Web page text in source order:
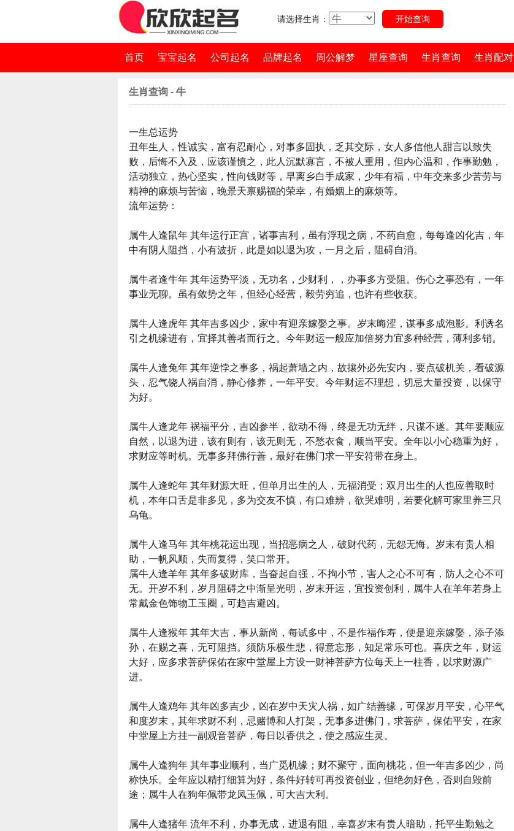
请选择生肖：
首页 宝宝起名 公司起名 品牌起名 周公解梦 星座查询 生肖查询 生肖配对
生肖查询 - 牛
一生总运势
丑年生人，性诚实，富有忍耐心，对事多固执，乏其交际，女人多信他人甜言以致失
败，后悔不入及，应该谨慎之，此人沉默寡言，不被人重用，但内心温和，作事勤勉，
活动独立，热心坚实，性向钱财等，早离乡白手成家，少年有福，中年交来多少苦劳与
精神的麻烦与苦恼，晚景天禀赐福的荣幸，有婚姻上的麻烦等。
流年运势：
属牛人逢鼠年 其年运行正宫，诸事吉利，虽有浮现之病，不药自愈，每每逢凶化吉，年
中有阴人阻挡，小有波折，此是如以退为攻，一月之后，阻碍自消。
属牛者逢牛年 其年运势平淡，无功名，少财利，，办事多方受阻。伤心之事恐有，一年
事业无聊。虽有敛势之年，但经心经营，毅劳穷追，也许有些收获。
属牛人逢虎年 其年吉多凶少，家中有迎亲嫁娶之事。岁末晦涩，谋事多成泡影。利诱名
引之机缘进有，宜择其善者而行之。今年财运一般应加倍努力宜多种经营，薄利多销。
属牛人逢兔年 其年逆悖之事多，祸起萧墙之内，故攘外必先安内，要点破机关，看破源
头，忍气饶人祸自消，静心修养，一年平安。今年财运不理想，切忌大量投资，以保守
为好。
属牛人逢龙年 祸福平分，吉凶参半，欲动不得，终是无功无绊，只谋不遂。其年要顺应
自然，以退为进，该有则有，该无则无，不愁衣食，顺当平安。全年以小心稳重为好，
求财应等时机。无事多拜佛行善，最好在佛门求一平安符带在身上。
属牛人逢蛇年 其年财源大旺，但单月出生的人，无福消受；双月出生的人也应善取时
机，本年口舌是非多见，多为交友不慎，有口难辨，欲哭难明，若要化解可家里养三只
乌龟。
属牛人逢马年 其年桃花运出现，当招恶病之人，破财代药，无怨无悔。岁末有贵人相
助，一帆风顺，失而复得，笑口常开。
属牛人逢羊年 其年多破财库，当奋起自强，不拘小节，害人之心不可有，防人之心不可
无。开岁不利，岁月阻碍之中渐呈光明，岁末开运，宜投资创利，属牛人在羊年若身上
常戴金色饰物工玉圈，可趋吉避凶。
属牛人逢猴年 其年大吉，事从新尚，每试多中，不是作福作寿，便是迎亲嫁娶，添子添
孙，在赐之喜，无可阻挡。须防乐极生悲，得意忘形，知足常乐可也。喜庆之年，财运
大好，应多求菩萨保佑在家中堂屋上方设一财神菩萨方位每天上一柱香，以求财源广
进。
属牛人逢鸡年 其年凶多吉少，凶在岁中天灾人祸，如广结善缘，可保岁月平安，心平气
和度岁末，其年求财不利，忌赌博和人打架，无事多进佛门，求菩萨，保佑平安，在家
中堂屋上方挂一副观音菩萨，每日以香供之，使之感应生灵。
属牛人逢狗年 其年事业顺利，当广觅机缘；财不聚守，面向桃花，但一年吉多凶少，尚
称快乐。全年应以精打细算为好，条件好转可再投资创业，但绝勿好色，否则自毁前
途；属牛人在狗年佩带龙凤玉佩，可大吉大利。
属牛人逢猪年 流年不利，办事无成，进退有阻，幸喜岁末有贵人暗助，托平生勤勉之